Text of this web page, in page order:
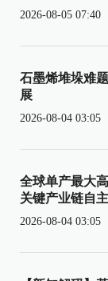
2026-08-05 07:40
石墨烯堆垛难
展
2026-08-04 03:05
全球单产最大
关键产业链自
2026-08-04 03:05